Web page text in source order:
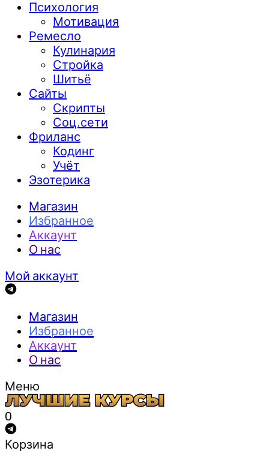
Психология
Мотивация
Ремесло
Кулинария
Стройка
Шитьё
Сайты
Скрипты
Соц.сети
Фриланс
Кодинг
Учёт
Эзотерика
Магазин
Избранное
Аккаунт
О нас
Мой аккаунт
Магазин
Избранное
Аккаунт
О нас
Меню
0
Корзина